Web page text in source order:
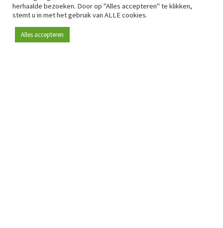
herhaalde bezoeken. Door op "Alles accepteren" te klikken,
stemt u in met het gebruik van ALLE cookies.
Alles accepteren